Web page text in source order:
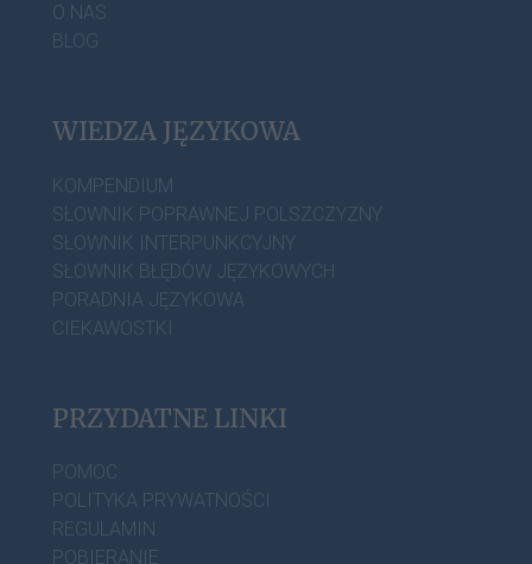
O NAS
BLOG
WIEDZA JĘZYKOWA
KOMPENDIUM
SŁOWNIK POPRAWNEJ POLSZCZYZNY
SŁOWNIK INTERPUNKCYJNY
SŁOWNIK BŁĘDÓW JĘZYKOWYCH
PORADNIA JĘZYKOWA
CIEKAWOSTKI
PRZYDATNE LINKI
POMOC
POLITYKA PRYWATNOŚCI
REGULAMIN
POBIERANIE